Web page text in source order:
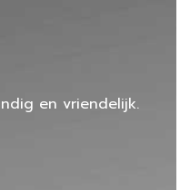
en vriendelijk.